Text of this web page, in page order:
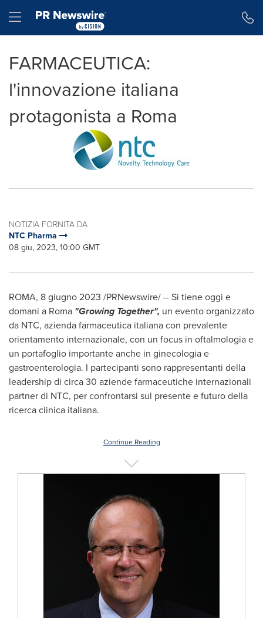
Hamburger menu
FARMACEUTICA:
l'innovazione italiana
protagonista a Roma
NOTIZIA FORNITA DA
NTC Pharma
08 giu, 2023, 10:00 GMT
ROMA, 8 giugno 2023 /PRNewswire/ -- Si tiene oggi e
domani a Roma "Growing Together", un evento organizzato
da NTC, azienda farmaceutica italiana con prevalente
orientamento internazionale, con un focus in oftalmologia e
un portafoglio importante anche in ginecologia e
gastroenterologia. I partecipanti sono rappresentanti della
leadership di circa 30 aziende farmaceutiche internazionali
partner di NTC, per confrontarsi sul presente e futuro della
ricerca clinica italiana.
Continue Reading